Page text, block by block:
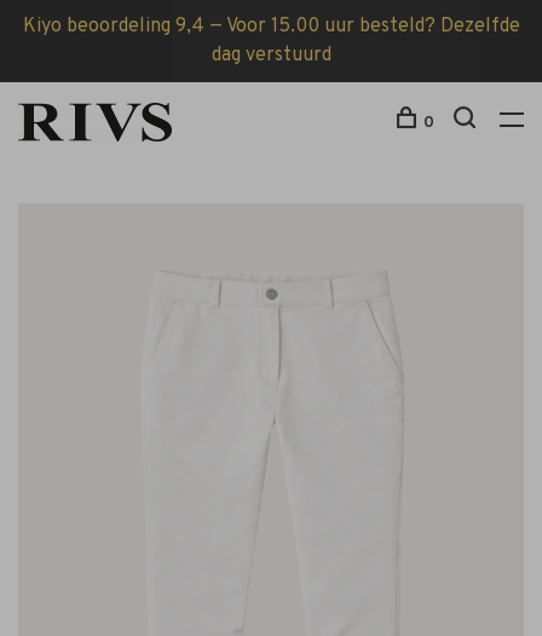
Kiyo beoordeling 9,4 — Voor 15.00 uur besteld? Dezelfde
dag verstuurd
0